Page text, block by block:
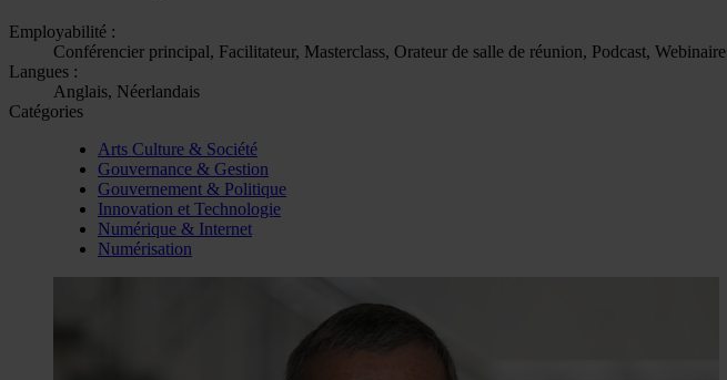
Employabilité :
Conférencier principal, Facilitateur, Masterclass, Orateur de salle de réunion, Podcast, Webinaire
Langues :
Anglais, Néerlandais
Catégories
Arts Culture & Société
Gouvernance & Gestion
Gouvernement & Politique
Innovation et Technologie
Numérique & Internet
Numérisation